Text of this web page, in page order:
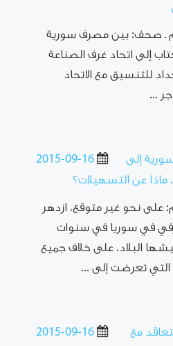
ـ صحف: بين مصرف سورية
إلى اتحاد غرف الصناعة
للتنسيق مع الاتحاد
...
2015-09-16
إلى
ماذا عن التسهيلات؟
على نحو غير متوقع، ازدهر
في سوريا في سنوات
البلاد، على خلاف جميع
التي تعرضت إلى ...
2015-09-16
مع